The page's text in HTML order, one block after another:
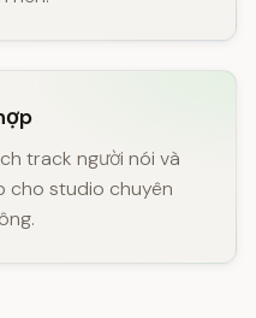
track người nói và
cho studio chuyên